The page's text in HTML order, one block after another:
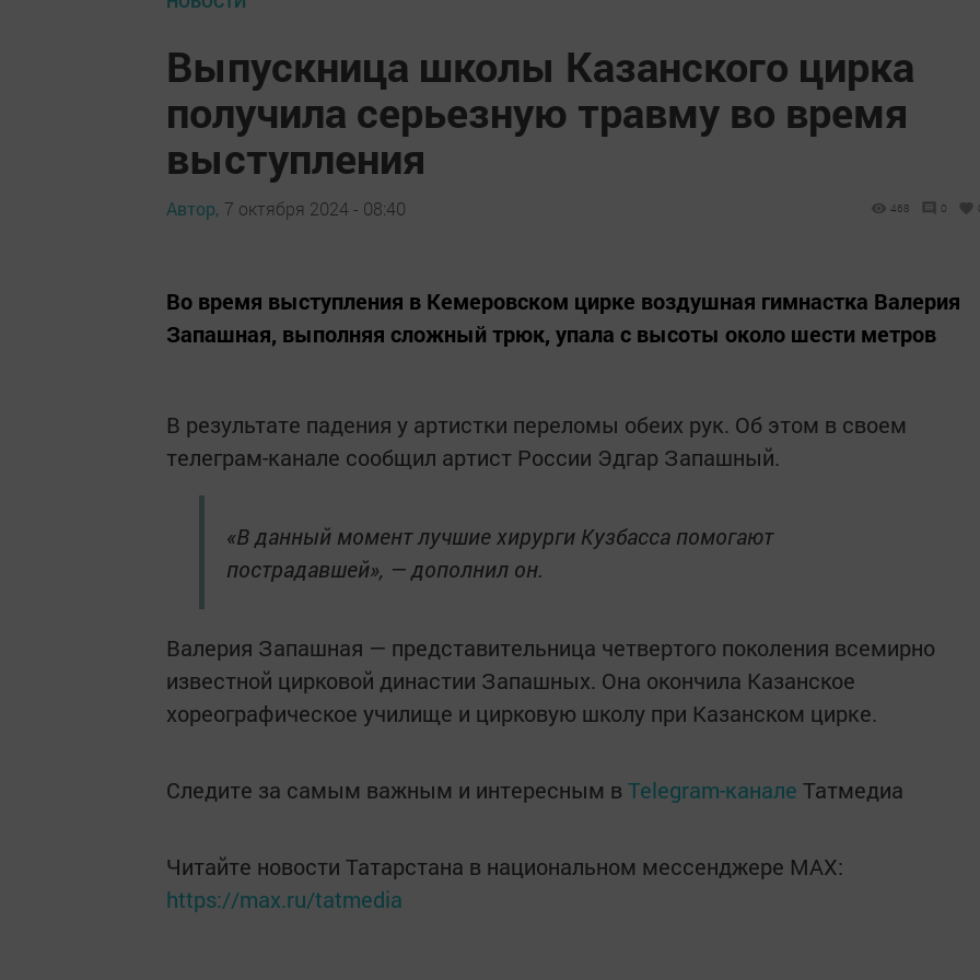
Выпускница школы Казанского цирка
получила серьезную травму во время
выступления
Автор, 7 октября 2024 - 08:40 468 0
Во время выступления в Кемеровском цирке воздушная гимнастка Валерия
Запашная, выполняя сложный трюк, упала с высоты около шести метров
В результате падения у артистки переломы обеих рук. Об этом в своем
телеграм-канале сообщил артист России Эдгар Запашный.
«В данный момент лучшие хирурги Кузбасса помогают
пострадавшей», — дополнил он.
Валерия Запашная — представительница четвертого поколения всемирно
известной цирковой династии Запашных. Она окончила Казанское
хореографическое училище и цирковую школу при Казанском цирке.
Следите за самым важным и интересным в Telegram-канале Татмедиа
Читайте новости Татарстана в национальном мессенджере MАХ:
https://max.ru/tatmedia